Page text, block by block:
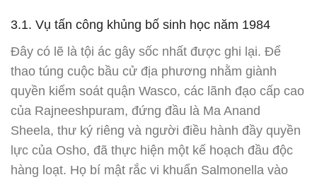
3.1. Vụ tấn công khủng bố sinh học năm 1984
Đây có lẽ là tội ác gây sốc nhất được ghi lại. Để
thao túng cuộc bầu cử địa phương nhằm giành
quyền kiểm soát quận Wasco, các lãnh đạo cấp cao
của Rajneeshpuram, đứng đầu là Ma Anand
Sheela, thư ký riêng và người điều hành đầy quyền
lực của Osho, đã thực hiện một kế hoạch đầu độc
hàng loạt. Họ bí mật rắc vi khuẩn Salmonella vào